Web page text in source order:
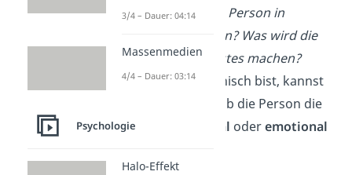
Wie wird sich die Person in
Zukunft verhalten? Was wird die
Person als nächstes machen?
Wenn du empathisch bist, kannst
du abschätzen, ob die Person die
Situation
rational oderemotional
3/4 – Dauer: 04:14
Massenmedien
4/4 – Dauer: 03:14
Psychologie
Halo-Effekt